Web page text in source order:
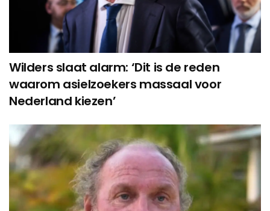
Wilders slaat alarm: ‘Dit is de reden
waarom asielzoekers massaal voor
Nederland kiezen’